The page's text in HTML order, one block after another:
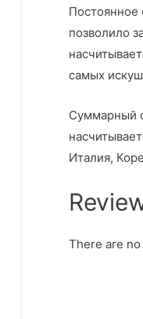
Постоянное
позволило
самых
Суммарный
Италия,
There are